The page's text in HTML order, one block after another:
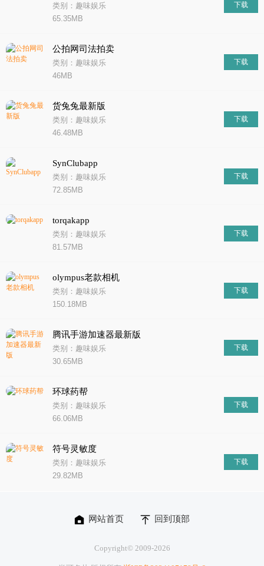
类别：趣味娱乐
65.35MB
下载
公拍网司法拍卖
类别：趣味娱乐
46MB
下载
货兔兔最新版
类别：趣味娱乐
46.48MB
下载
SynClubapp
类别：趣味娱乐
72.85MB
下载
torqakapp
类别：趣味娱乐
81.57MB
下载
olympus老款相机
类别：趣味娱乐
150.18MB
下载
腾讯手游加速器最新版
类别：趣味娱乐
30.65MB
下载
环球药帮
类别：趣味娱乐
66.06MB
下载
符号灵敏度
类别：趣味娱乐
29.82MB
下载
网站首页 回到顶部
Copyright© 2009-2026